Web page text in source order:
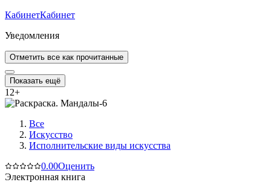
КабинетКабинет
Уведомления
Отметить все как прочитанные
Показать ещё
12+
Все
Искусство
Исполнительские виды искусства
0.00Оценить
Электронная книга